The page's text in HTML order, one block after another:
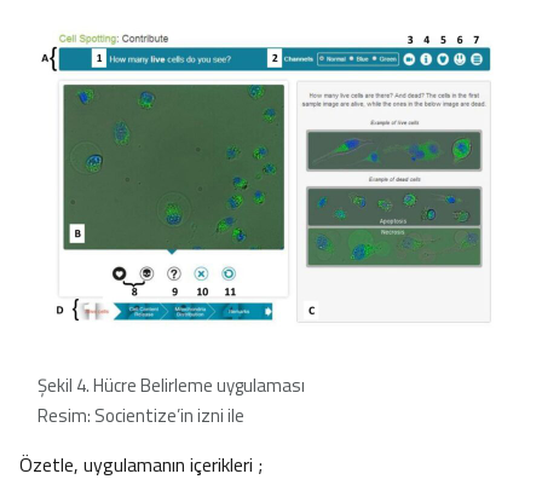
Şekil 4. Hücre Belirleme uygulaması
Resim: Socientize’in izni ile
Özetle, uygulamanın içerikleri ;